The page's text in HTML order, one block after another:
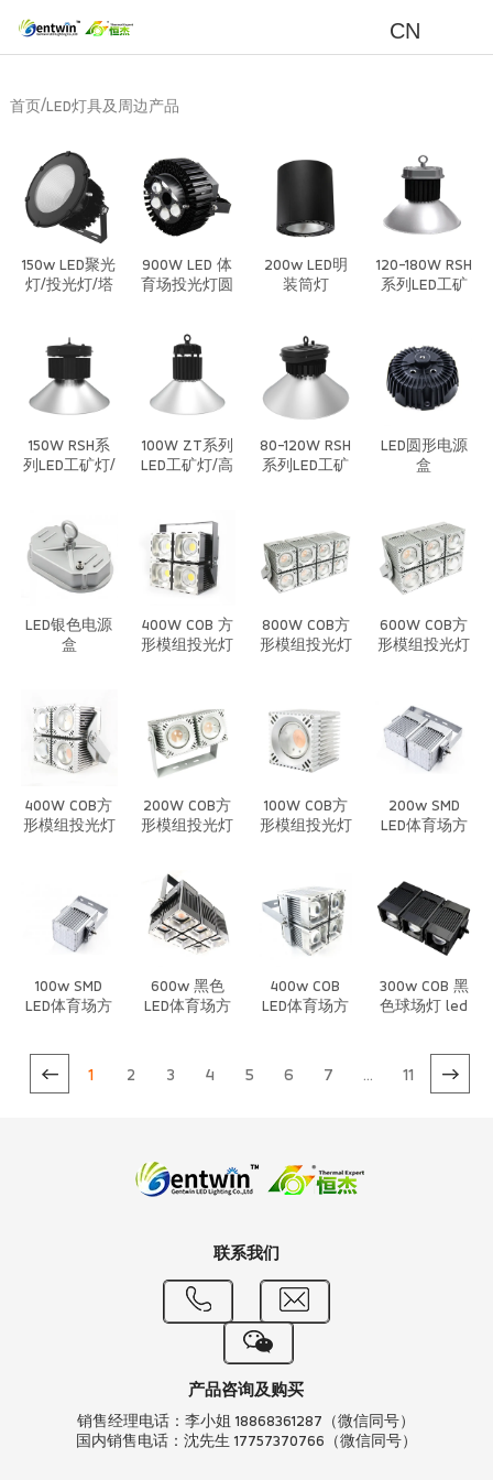
CN
首页/LED灯具及周边产品
150w LED聚光
灯/投光灯/塔
900W LED 体
育场投光灯圆
200w LED明
装筒灯
120-180W RSH
系列LED工矿
长灯-套件
150W RSH系
列LED工矿灯/
100W ZT系列
LED工矿灯/高
80-120W RSH
系列LED工矿
LED圆形电源
盒
LED银色电源
盒
400W COB 方
形模组投光灯
800W COB方
形模组投光灯
600W COB方
形模组投光灯
400W COB方
形模组投光灯
200W COB方
形模组投光灯
100W COB方
形模组投光灯
200w SMD
LED体育场方
100w SMD
LED体育场方
600w 黑色
LED体育场方
400w COB
LED体育场方
300w COB 黑
色球场灯 led
1 2 3 4 5 6 7 ... 11
联系我们
产品咨询及购买
销售经理电话：李小姐 18868361287（微信同号）
国内销售电话：沈先生 17757370766（微信同号）